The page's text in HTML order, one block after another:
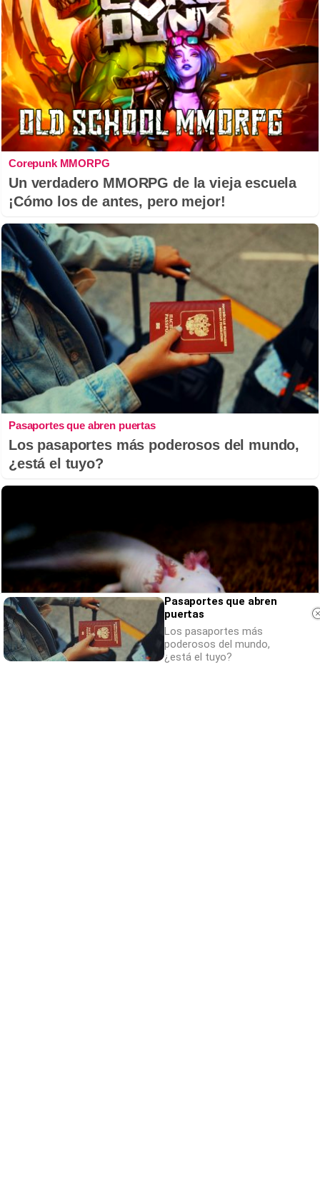
Corepunk MMORPG
Un verdadero MMORPG de la vieja escuela
¡Cómo los de antes, pero mejor!
Pasaportes que abren puertas
Los pasaportes más poderosos del mundo,
¿está el tuyo?
Pasaportes que abren
puertas
Los pasaportes más
poderosos del mundo,
¿está el tuyo?